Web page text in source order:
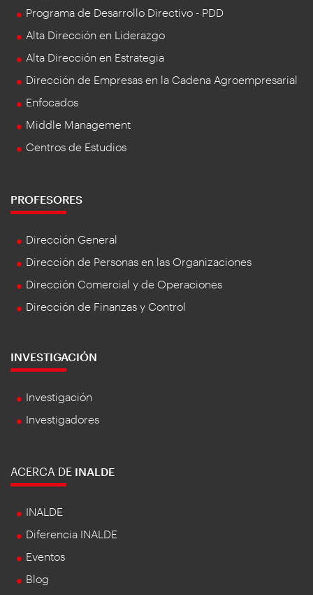
Programa de Desarrollo Directivo - PDD
Alta Dirección en Liderazgo
Alta Dirección en Estrategia
Dirección de Empresas en la Cadena Agroempresarial
Enfocados
Middle Management
Centros de Estudios
PROFESORES
Dirección General
Dirección de Personas en las Organizaciones
Dirección Comercial y de Operaciones
Dirección de Finanzas y Control
INVESTIGACIÓN
Investigación
Investigadores
ACERCA DE INALDE
INALDE
Diferencia INALDE
Eventos
Blog